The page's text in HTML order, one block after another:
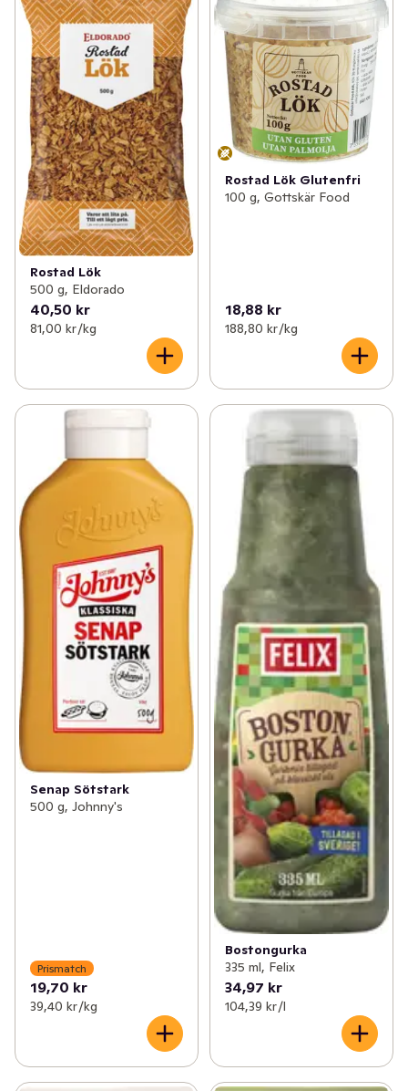
Rostad Lök
500 g, Eldorado
40,50 kr
81,00 kr /kg
Rostad Lök Glutenfri
100 g, Gottskär Food
18,88 kr
188,80 kr /kg
Senap Sötstark
500 g, Johnny's
Prismatch
19,70 kr
39,40 kr /kg
Bostongurka
335 ml, Felix
34,97 kr
104,39 kr /l